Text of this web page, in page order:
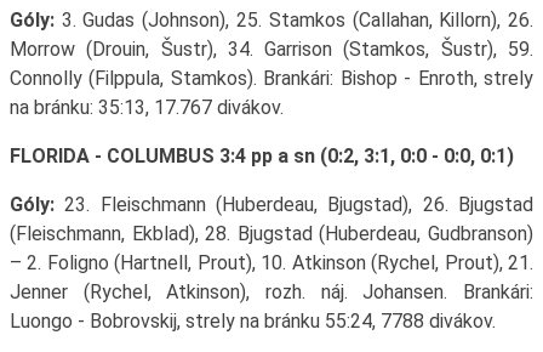
Góly:3. Gudas (Johnson), 25. Stamkos (Callahan, Killorn), 26.
Morrow (Drouin, Šustr), 34. Garrison (Stamkos, Šustr), 59.
Connolly (Filppula, Stamkos). Brankári: Bishop - Enroth, strely
na bránku: 35:13, 17.767 divákov.
FLORIDA - COLUMBUS 3:4 pp a sn (0:2, 3:1, 0:0 - 0:0, 0:1)
Góly:23. Fleischmann (Huberdeau, Bjugstad), 26. Bjugstad
(Fleischmann, Ekblad), 28. Bjugstad (Huberdeau, Gudbranson)
– 2. Foligno (Hartnell, Prout), 10. Atkinson (Rychel, Prout), 21.
Jenner (Rychel, Atkinson), rozh. náj. Johansen. Brankári:
Luongo - Bobrovskij, strely na bránku 55:24, 7788 divákov.